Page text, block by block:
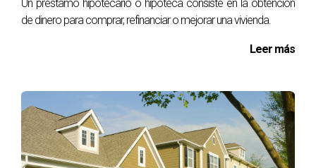
Un préstamo hipotecario o hipoteca consiste en la obtención
de dinero para comprar, refinanciar o mejorar una vivienda.
Leer más